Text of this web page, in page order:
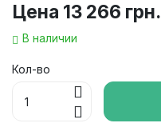
Цена 13 266 грн.
В наличии
Кол-во